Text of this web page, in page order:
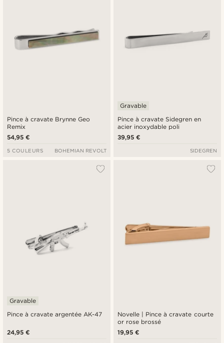
Pince à cravate Brynne Geo
Remix
54,95 €
5 COULEURS BOHEMIAN REVOLT
Pince à cravate Sidegren en
acier inoxydable poli
Gravable
39,95 €
SIDEGREN
Pince à cravate argentée AK-47
Gravable
24,95 €
Novelle | Pince à cravate courte
or rose brossé
19,95 €